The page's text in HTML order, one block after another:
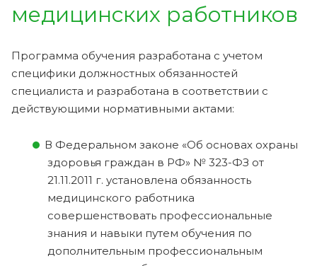
медицинских работников
Программа обучения разработана с учетом
специфики должностных обязанностей
специалиста и разработана в соответствии с
действующими нормативными актами:
В Федеральном законе «Об основах охраны
здоровья граждан в РФ» № 323-ФЗ от
21.11.2011 г. установлена обязанность
медицинского работника
совершенствовать профессиональные
знания и навыки путем обучения по
дополнительным профессиональным